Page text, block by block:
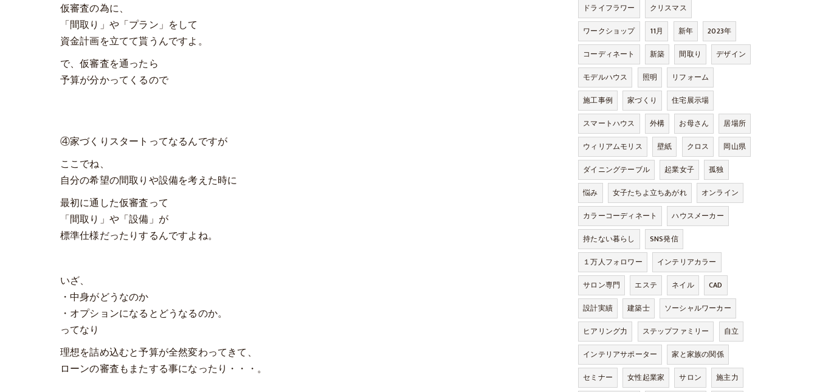
仮審査の為に、
「間取り」や「プラン」をして
資金計画を立てて貰うんですよ。
で、仮審査を通ったら
予算が分かってくるので
④家づくりスタートってなるんですが
ここでね、
自分の希望の間取りや設備を考えた時に
最初に通した仮審査って
「間取り」や「設備」が
標準仕様だったりするんですよね。
いざ、
・中身がどうなのか
・オプションになるとどうなるのか。
ってなり
理想を詰め込むと予算が全然変わってきて、
ローンの審査もまたする事になったり・・・。
ドライフラワー
クリスマス
ワークショップ
11月 新年
2023年
コーディネート
新築 間取り
デザイン
モデルハウス
照明
リフォーム
施工事例
家づくり
住宅展示場
スマートハウス
外構 お母さん
居場所
ウィリアムモリス
壁紙 クロス
岡山県
ダイニングテーブル
起業女子
孤独
悩み
女子たちよ立ちあがれ
オンライン
カラーコーディネート
ハウスメーカー
持たない暮らし
SNS発信
１万人フォロワー
インテリアカラー
サロン専門
エステ ネイル
CAD
設計実績
建築士
ソーシャルワーカー
ヒアリング力
ステップファミリー
自立
インテリアサポーター
家と家族の関係
セミナー
女性起業家 サロン
施主力